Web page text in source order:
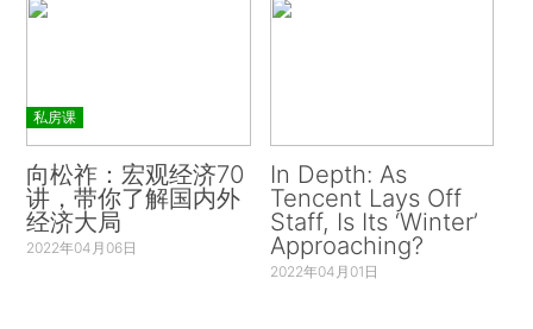
私房课
向松祚：宏观经济70
讲，带你了解国内外
经济大局
2022年04月06日
In Depth: As
Tencent Lays Off
Staff, Is Its ‘Winter’
Approaching?
2022年04月01日